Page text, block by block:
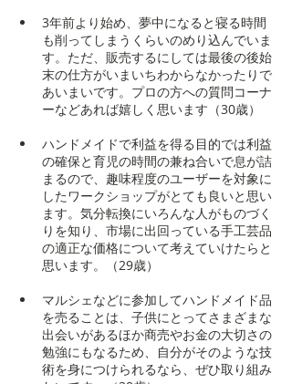
3年前より始め、夢中になると寝る時間
も削ってしまうくらいのめり込んでいま
す。ただ、販売するにしては最後の後始
末の仕方がいまいちわからなかったりで
あいまいです。プロの方への質問コーナ
ーなどあれば嬉しく思います（30歳）
ハンドメイドで利益を得る目的では利益
の確保と育児の時間の兼ね合いで息が詰
まるので、趣味程度のユーザーを対象に
したワークショップがとても良いと思い
ます。気分転換にいろんな人がものづく
りを知り、市場に出回っている手工芸品
の適正な価格について考えていけたらと
思います。（29歳）
マルシェなどに参加してハンドメイド品
を売ることは、子供にとってさまざまな
出会いがあるほか商売やお金の大切さの
勉強にもなるため、自分がそのような技
術を身につけられるなら、ぜひ取り組み